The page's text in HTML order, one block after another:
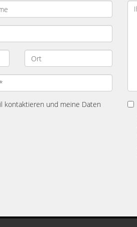
kontaktieren und meine Daten